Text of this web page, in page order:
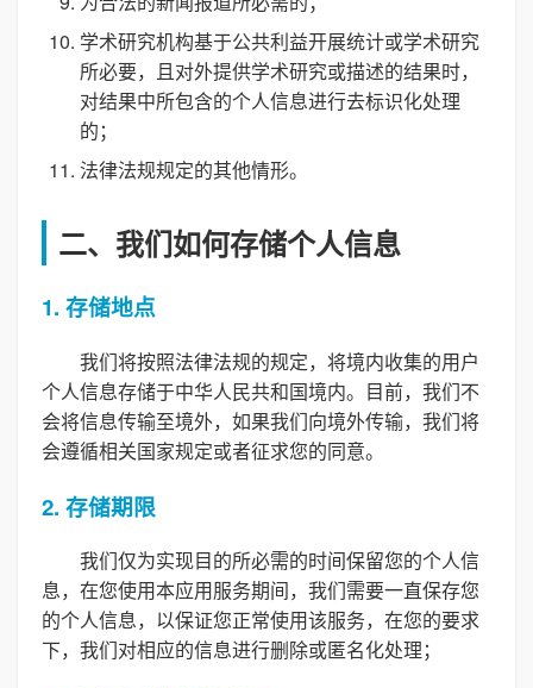
学术研究机构基于公共利益开展统计或学术研究
所必要，且对外提供学术研究或描述的结果时，
对结果中所包含的个人信息进行去标识化处理
的；
法律法规规定的其他情形。
二、我们如何存储个人信息
1. 存储地点
我们将按照法律法规的规定，将境内收集的用户
个人信息存储于中华人民共和国境内。目前，我们不
会将信息传输至境外，如果我们向境外传输，我们将
会遵循相关国家规定或者征求您的同意。
2. 存储期限
我们仅为实现目的所必需的时间保留您的个人信
息，在您使用本应用服务期间，我们需要一直保存您
的个人信息，以保证您正常使用该服务，在您的要求
下，我们对相应的信息进行删除或匿名化处理；